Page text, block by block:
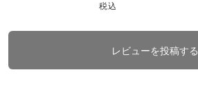
税込
レビューを投稿する